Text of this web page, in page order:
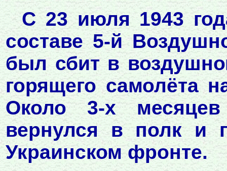
С 23 июля 1943
составе 5-й
был сбит в
горящего самолёта
Около 3-х
вернулся в полк и
Украинском фронте.